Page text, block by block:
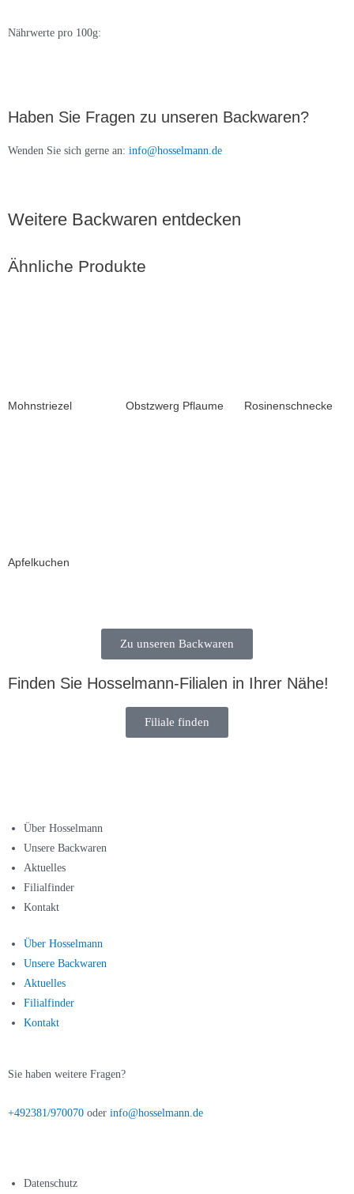
Nährwerte pro 100g:
Haben Sie Fragen zu unseren Backwaren?
Wenden Sie sich gerne an: info@hosselmann.de
Weitere Backwaren entdecken
Ähnliche Produkte
Mohnstriezel Obstzwerg Pflaume Rosinenschnecke
Apfelkuchen
Zu unseren Backwaren
Finden Sie Hosselmann-Filialen in Ihrer Nähe!
Filiale finden
Über Hosselmann
Unsere Backwaren
Aktuelles
Filialfinder
Kontakt
Über Hosselmann
Unsere Backwaren
Aktuelles
Filialfinder
Kontakt
Sie haben weitere Fragen?
+492381/970070 oder info@hosselmann.de
Datenschutz